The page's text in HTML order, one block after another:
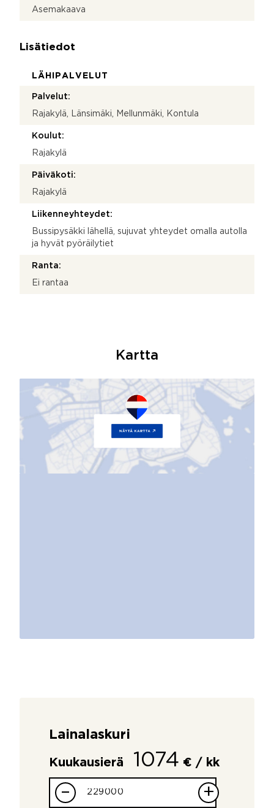
Asemakaava
Lisätiedot
LÄHIPALVELUT
Palvelut:
Rajakylä, Länsimäki, Mellunmäki, Kontula
Koulut:
Rajakylä
Päiväkoti:
Rajakylä
Liikenneyhteydet:
Bussipysäkki lähellä, sujuvat yhteydet omalla autolla
ja hyvät pyöräilytiet
Ranta:
Ei rantaa
Kartta
Lainalaskuri
Kuukausierä 1074 € / kk
– +